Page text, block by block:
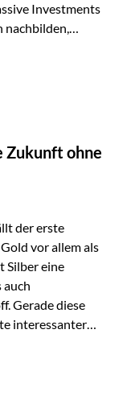
Investments
nachbilden,
die
Mehrwert bieten.
verfolgen das
gezielt
Zukunft ohne
der erste
vor allem als
Silber eine
auch
Gerade diese
interessanter
eine